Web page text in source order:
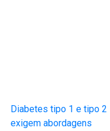
Diabetes tipo 1 e tipo 2
exigem abordagens